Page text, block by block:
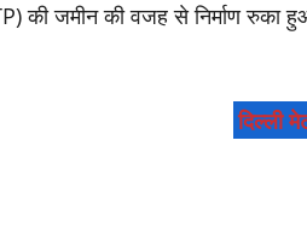
की जमीन की वजह से निर्माण रुका
दिल्ली